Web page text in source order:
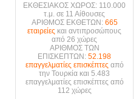
ΕΚΘΕΣΙΑΚΟΣ ΧΩΡΟΣ: 110.000
τ.μ. σε 11 Αίθουσες
ΑΡΙΘΜΟΣ ΕΚΘΕΤΩΝ: 665
εταιρείες και αντιπροσώπους
από 26 χώρες
ΑΡΙΘΜΟΣ ΤΩΝ
ΕΠΙΣΚΕΠΤΩΝ: 52.198
επαγγελματίες επισκέπτες από
την Τουρκία και 5.483
επαγγελματίες επισκέπτες από
112 χώρες